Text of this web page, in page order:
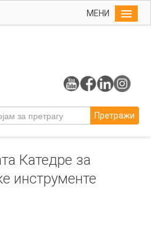
МЕНИ
Претражи
Катедре за
инструменте